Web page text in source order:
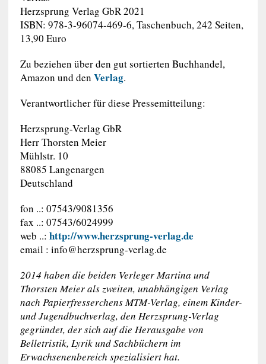
Herzsprung Verlag GbR 2021
ISBN: 978-3-96074-469-6, Taschenbuch, 242 Seiten,
13,90 Euro
Zu beziehen über den gut sortierten Buchhandel,
Amazon und den Verlag.
Verantwortlicher für diese Pressemitteilung:
Herzsprung-Verlag GbR
Herr Thorsten Meier
Mühlstr. 10
88085 Langenargen
Deutschland
fon ..: 07543/9081356
fax ..: 07543/6024999
web ..: http://www.herzsprung-verlag.de
email : info@herzsprung-verlag.de
2014 haben die beiden Verleger Martina und
Thorsten Meier als zweiten, unabhängigen Verlag
nach Papierfresserchens MTM-Verlag, einem Kinder-
und Jugendbuchverlag, den Herzsprung-Verlag
gegründet, der sich auf die Herausgabe von
Belletristik, Lyrik und Sachbüchern im
Erwachsenenbereich spezialisiert hat.